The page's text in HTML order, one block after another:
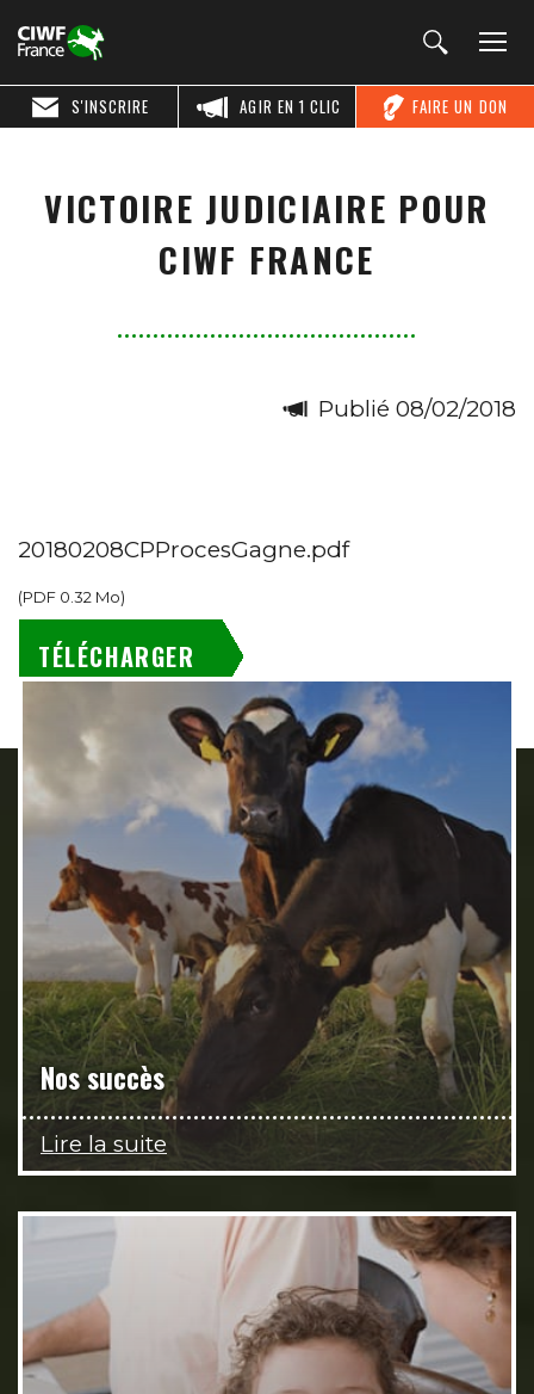
FAIRE UN DON
AGIR EN 1 CLIC
S'INSCRIRE
VICTOIRE JUDICIAIRE POUR
CIWF FRANCE
Publié 08/02/2018
20180208CPProcesGagne.pdf
(PDF 0.32 Mo)
TÉLÉCHARGER
Nos succès
Lire la suite